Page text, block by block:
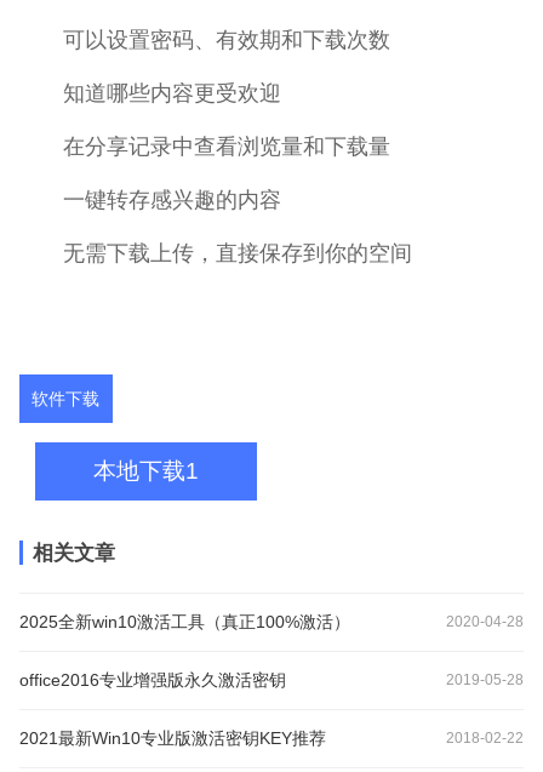
可以设置密码、有效期和下载次数
知道哪些内容更受欢迎
在分享记录中查看浏览量和下载量
一键转存感兴趣的内容
无需下载上传，直接保存到你的空间
软件下载
本地下载1
相关文章
2025全新win10激活工具（真正100%激活） 2020-04-28
office2016专业增强版永久激活密钥 2019-05-28
2021最新Win10专业版激活密钥KEY推荐 2018-02-22